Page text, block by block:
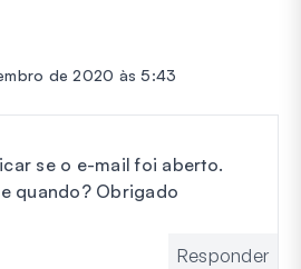
de 2020 às 5:43
se o e-mail foi aberto.
quando? Obrigado
Responder